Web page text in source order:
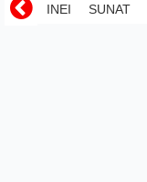
INEI SUNAT